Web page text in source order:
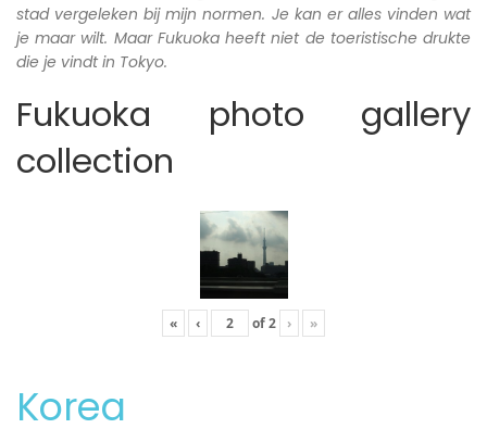
stad vergeleken bij mijn normen. Je kan er alles vinden wat
je maar wilt. Maar Fukuoka heeft niet de toeristische drukte
die je vindt in Tokyo.
Fukuoka photo gallery
collection
« ‹ of2 › »
Korea